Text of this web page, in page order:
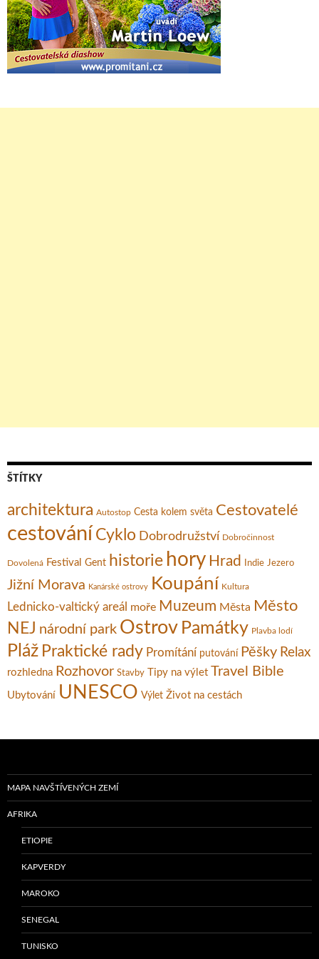
ŠTÍTKY
architektura Autostop Cesta kolem světa Cestovatelé
cestování Cyklo Dobrodružství Dobročinnost
Dovolená Festival Gent historie hory Hrad Indie Jezero
Jižní Morava Kanárské ostrovy Koupání Kultura
Lednicko-valtický areál moře Muzeum Města Město
NEJ národní park Ostrov Památky Plavba lodí
Pláž Praktické rady Promítání putování Pěšky Relax
rozhledna Rozhovor Stavby Tipy na výlet Travel Bible
Ubytování UNESCO Výlet Život na cestách
MAPA NAVŠTÍVENÝCH ZEMÍ
AFRIKA
ETIOPIE
KAPVERDY
MAROKO
SENEGAL
TUNISKO